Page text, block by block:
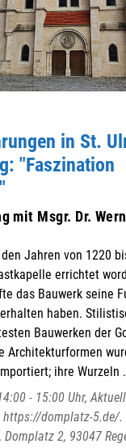
in St.
"Faszination
mit Msgr. Dr.
Jahren von 1220
errichtet
das Bauwerk seine
haben.
Bauwerken der
Architekturformen
ihre Wurzeln
- 15:00 Uhr,
https://domplatz-5.de/.
Domplatz 2, 93047